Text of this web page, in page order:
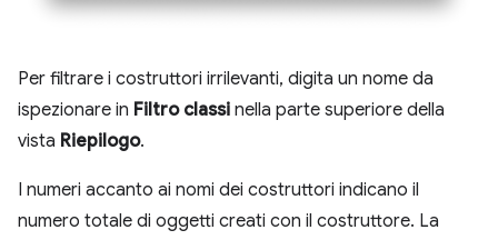
Per filtrare i costruttori irrilevanti, digita un nome da
ispezionare in Filtro classi nella parte superiore della
vista Riepilogo.
I numeri accanto ai nomi dei costruttori indicano il
numero totale di oggetti creati con il costruttore. La